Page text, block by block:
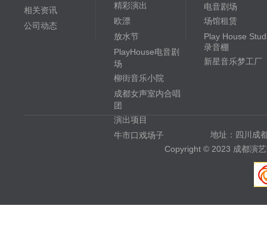
相关资讯
公司动态
精彩演出
欧漂
放水节
PlayHouse电音剧
场
柳街音乐小院
成都女声室内合唱
团
演出项目
牛市口戏场子
电音剧场
场馆租赁
Play House
录音棚
新星音乐梦工厂
地址：四川成
Copyright © 2023 成都演